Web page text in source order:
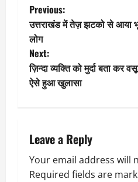
P
o
s
t
a
v
Previous:
उत्तराखंड में तेज़ झटको से आया
लोग
Next:
ज़िन्दा व्यक्ति को मुर्दा बता कर
ऐसे हुआ खुलासा
Leave a Reply
Your email address will
Required fields are